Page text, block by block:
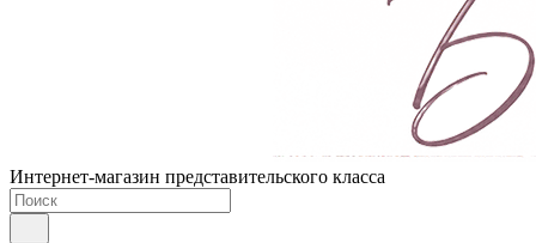
Интернет-магазин представительского класса